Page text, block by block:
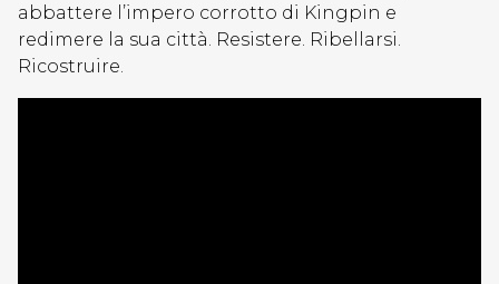
abbattere l’impero corrotto di Kingpin e
redimere la sua città. Resistere. Ribellarsi.
Ricostruire.